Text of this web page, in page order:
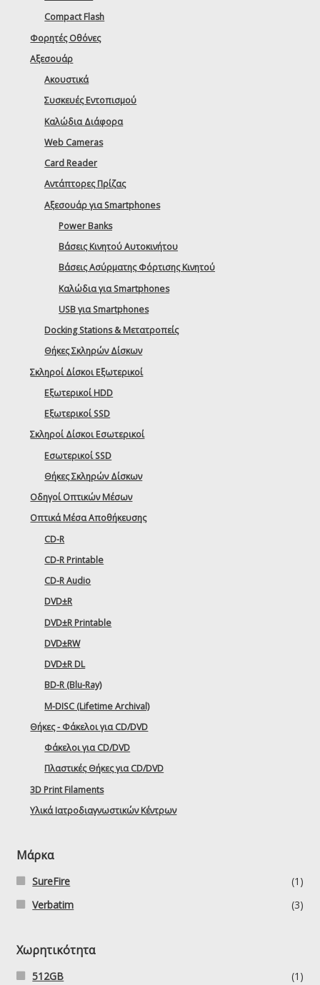
Compact Flash
Φορητές Οθόνες
Αξεσουάρ
Ακουστικά
Συσκευές Εντοπισμού
Καλώδια Διάφορα
Web Cameras
Card Reader
Αντάπτορες Πρίζας
Αξεσουάρ για Smartphones
Power Banks
Βάσεις Κινητού Αυτοκινήτου
Βάσεις Ασύρματης Φόρτισης Κινητού
Καλώδια για Smartphones
USB για Smartphones
Docking Stations & Μετατροπείς
Θήκες Σκληρών Δίσκων
Σκληροί Δίσκοι Εξωτερικοί
Εξωτερικοί HDD
Εξωτερικοί SSD
Σκληροί Δίσκοι Εσωτερικοί
Εσωτερικοί SSD
Θήκες Σκληρών Δίσκων
Οδηγοί Οπτικών Μέσων
Οπτικά Μέσα Αποθήκευσης
CD-R
CD-R Printable
CD-R Audio
DVD±R
DVD±R Printable
DVD±RW
DVD±R DL
BD-R (Blu-Ray)
M-DISC (Lifetime Archival)
Θήκες - Φάκελοι για CD/DVD
Φάκελοι για CD/DVD
Πλαστικές Θήκες για CD/DVD
3D Print Filaments
Υλικά Ιατροδιαγνωστικών Κέντρων
Μάρκα
SureFire
(1)
Verbatim
(3)
Χωρητικότητα
512GB
(1)